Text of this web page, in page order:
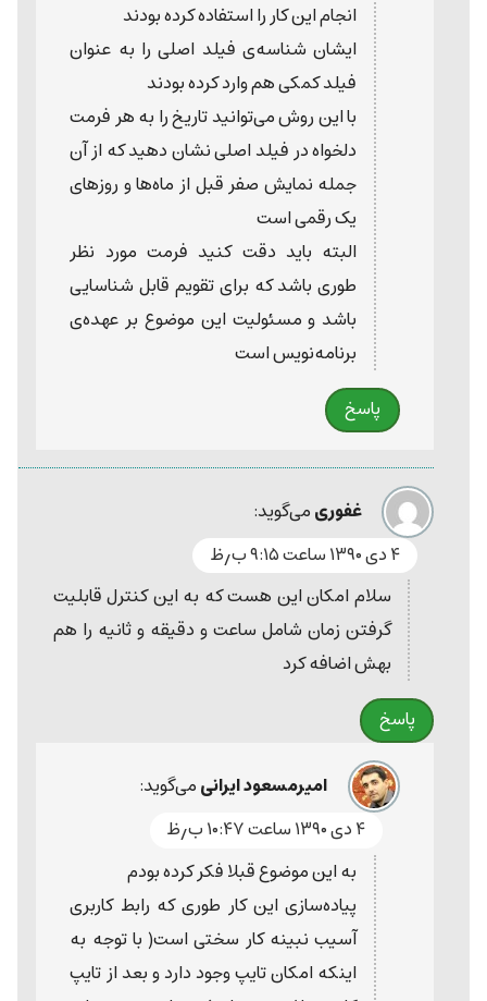
انجام این کار را استفاده کرده بودند
ایشان شناسه‌ی فیلد اصلی را به عنوان
فیلد کمکی هم وارد کرده بودند
با این روش می‌توانید تاریخ را به هر فرمت
دلخواه در فیلد اصلی نشان دهید که از آن
جمله نمایش صفر قبل از ماه‌ها و روزهای
یک رقمی است
البته باید دقت کنید فرمت مورد نظر
طوری باشد که برای تقویم قابل شناسایی
باشد و مسئولیت این موضوع بر عهده‌ی
برنامه‌نویس است
پاسخ
غفوریمی‌گوید:
۴ دی ۱۳۹۰ ساعت ۹:۱۵ ب٫ظ
سلام امکان این هست که به این کنترل قابلیت
گرفتن زمان شامل ساعت و دقیقه و ثانیه را هم
بهش اضافه کرد
پاسخ
امیرمسعود ایرانیمی‌گوید:
۴ دی ۱۳۹۰ ساعت ۱۰:۴۷ ب٫ظ
به این موضوع قبلا فکر کرده بودم
پیاده‌سازی این کار طوری که رابط کاربری
آسیب نبینه کار سختی است( با توجه به
اینکه امکان تایپ وجود دارد و بعد از تایپ